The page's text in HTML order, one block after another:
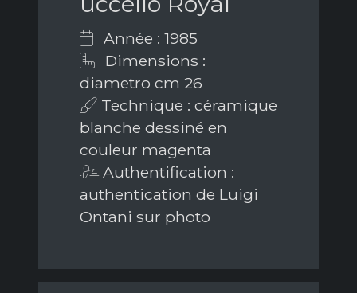
Année : 1985
Dimensions :
diametro cm 26
Technique : céramique
blanche dessiné en
couleur magenta
Authentification :
authentication de Luigi
Ontani sur photo